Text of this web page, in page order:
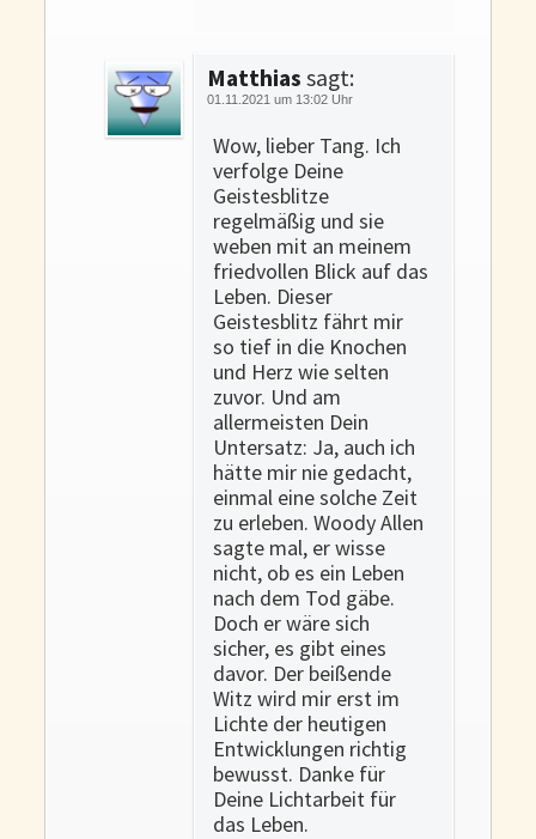
Matthias sagt:
01.11.2021 um 13:02 Uhr
Wow, lieber Tang. Ich
verfolge Deine
Geistesblitze
regelmäßig und sie
weben mit an meinem
friedvollen Blick auf das
Leben. Dieser
Geistesblitz fährt mir
so tief in die Knochen
und Herz wie selten
zuvor. Und am
allermeisten Dein
Untersatz: Ja, auch ich
hätte mir nie gedacht,
einmal eine solche Zeit
zu erleben. Woody Allen
sagte mal, er wisse
nicht, ob es ein Leben
nach dem Tod gäbe.
Doch er wäre sich
sicher, es gibt eines
davor. Der beißende
Witz wird mir erst im
Lichte der heutigen
Entwicklungen richtig
bewusst. Danke für
Deine Lichtarbeit für
das Leben.